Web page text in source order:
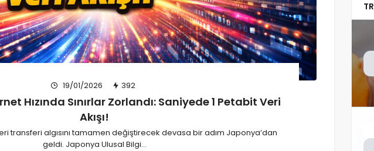
19/01/2026 392
Hızında Sınırlar Zorlandı: Saniyede 1 Petabit Veri
Akışı!
transferi algısını tamamen değiştirecek devasa bir adım Japonya’dan
geldi. Japonya Ulusal Bilgi…